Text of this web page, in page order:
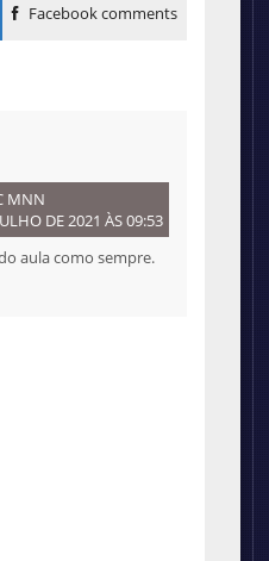
Facebook comments
MNN
DE 2021 ÀS 09:53
aula como sempre.